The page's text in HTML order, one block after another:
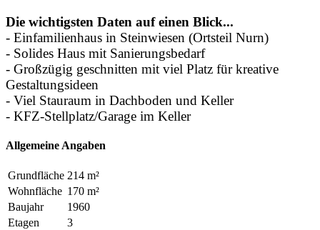
Die wichtigsten Daten auf einen Blick...
- Einfamilienhaus in Steinwiesen (Ortsteil Nurn)
- Solides Haus mit Sanierungsbedarf
- Großzügig geschnitten mit viel Platz für kreative
Gestaltungsideen
- Viel Stauraum in Dachboden und Keller
- KFZ-Stellplatz/Garage im Keller
Allgemeine Angaben
Grundfläche 214 m²
Wohnfläche 170 m²
Baujahr
1960
Etagen
3